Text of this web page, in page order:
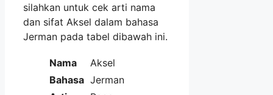
silahkan untuk cek arti nama
dan sifat Aksel dalam bahasa
Jerman pada tabel dibawah ini.
Nama
Aksel
Bahasa Jerman